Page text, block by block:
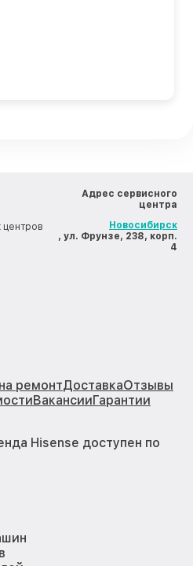
центров
Адрес сервисного
центра
Новосибирск
, ул. Фрунзе, 238, корп.
4
ремонтДоставкаОтзывы
ВакансииГарантии
Hisense доступен по